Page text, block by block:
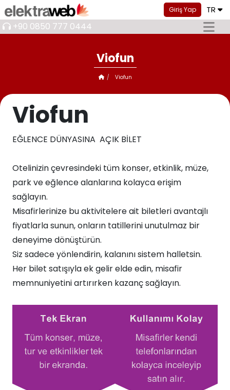
Giriş Yap TR
+90 0850 777 0444
Viofun
Viofun
Viofun
EĞLENCE DÜNYASINA AÇIK BİLET
Otelinizin çevresindeki tüm konser, etkinlik, müze,
park ve eğlence alanlarına kolayca erişim
sağlayın.​​
Misafirlerinize bu aktivitelere ait biletleri avantajlı
fiyatlarla sunun, onların tatillerini unutulmaz bir
deneyime dönüştürün.​
Siz sadece yönlendirin, kalanını sistem halletsin.
Her bilet satışıyla ek gelir elde edin, misafir
memnuniyetini artırırken kazanç sağlayın.